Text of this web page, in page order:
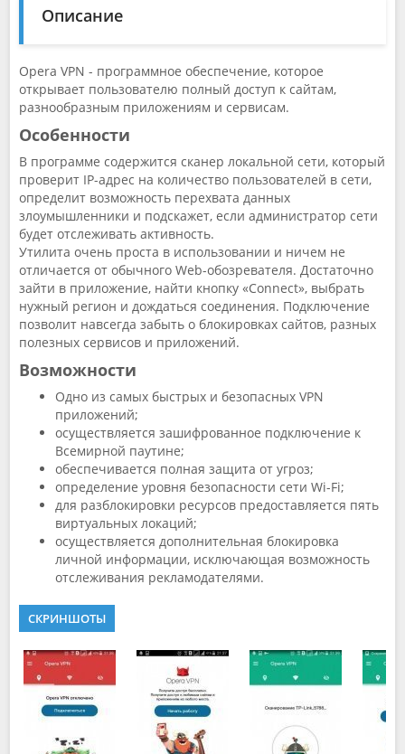
Описание
Opera VPN - программное обеспечение, которое
открывает пользователю полный доступ к сайтам,
разнообразным приложениям и сервисам.
Особенности
В программе содержится сканер локальной сети, который
проверит IP-адрес на количество пользователей в сети,
определит возможность перехвата данных
злоумышленники и подскажет, если администратор сети
будет отслеживать активность.
Утилита очень проста в использовании и ничем не
отличается от обычного Web-обозревателя. Достаточно
зайти в приложение, найти кнопку «Connect», выбрать
нужный регион и дождаться соединения. Подключение
позволит навсегда забыть о блокировках сайтов, разных
полезных сервисов и приложений.
Возможности
Одно из самых быстрых и безопасных VPN
приложений;
осуществляется зашифрованное подключение к
Всемирной паутине;
обеспечивается полная защита от угроз;
определение уровня безопасности сети Wi-Fi;
для разблокировки ресурсов предоставляется пять
виртуальных локаций;
осуществляется дополнительная блокировка
личной информации, исключающая возможность
отслеживания рекламодателями.
СКРИНШОТЫ